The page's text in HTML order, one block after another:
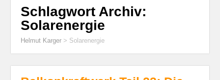
Schlagwort Archiv:
Solarenergie
Helmut Karger > Solarenergie